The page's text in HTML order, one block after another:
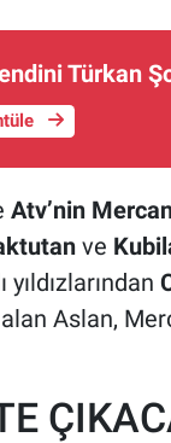
Türkan
Atv’nin
ve
Aslan,